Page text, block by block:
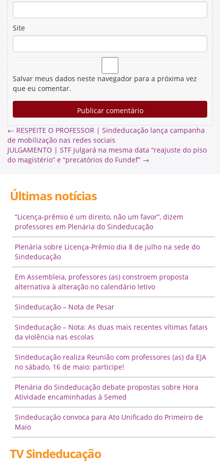
Site
Salvar meus dados neste navegador para a próxima vez
que eu comentar.
← RESPEITE O PROFESSOR | Sindeducação lança campanha
de mobilização nas redes sociais
JULGAMENTO | STF julgará na mesma data “reajuste do piso
do magistério” e “precatórios do Fundef” →
Últimas notícias
“Licença-prêmio é um direito, não um favor”, dizem
professores em Plenária do Sindeducação
Plenária sobre Licença-Prêmio dia 8 de julho na sede do
Sindeducação
Em Assembleia, professores (as) constroem proposta
alternativa à alteração no calendário letivo
Sindeducação – Nota de Pesar
Sindeducação – Nota: As duas mais recentes vítimas fatais
da violência nas escolas
Sindeducação realiza Reunião com professores (as) da EJA
no sábado, 16 de maio: participe!
Plenária do Sindeducação debate propostas sobre Hora
Atividade encaminhadas à Semed
Sindeducação convoca para Ato Unificado do Primeiro de
Maio
TV Sindeducação